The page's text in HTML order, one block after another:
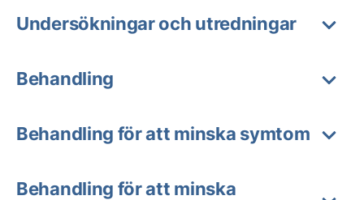
Undersökningar och utredningar
Behandling
Behandling för att minska symtom
Behandling för att minska